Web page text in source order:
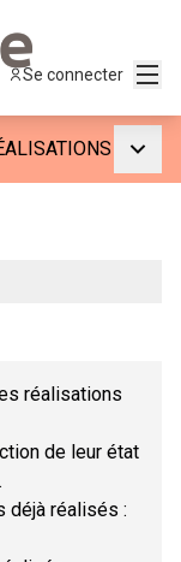
Se connecter
réalisations
de leur état
déjà réalisés :